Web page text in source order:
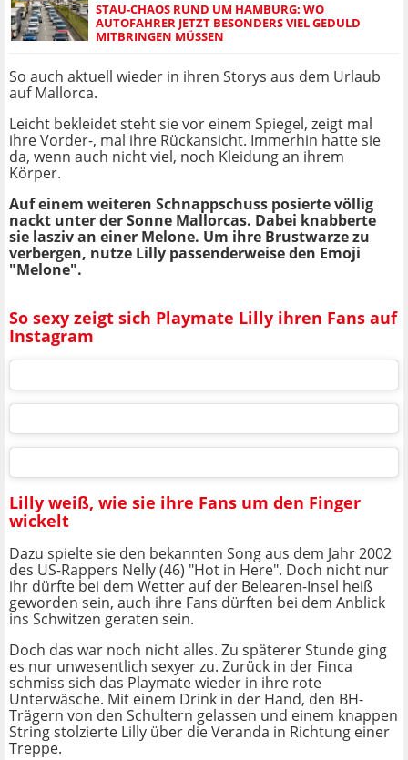
STAU-CHAOS RUND UM HAMBURG: WO
AUTOFAHRER JETZT BESONDERS VIEL GEDULD
MITBRINGEN MÜSSEN
So auch aktuell wieder in ihren Storys aus dem Urlaub
auf Mallorca.
Leicht bekleidet steht sie vor einem Spiegel, zeigt mal
ihre Vorder-, mal ihre Rückansicht. Immerhin hatte sie
da, wenn auch nicht viel, noch Kleidung an ihrem
Körper.
Auf einem weiteren Schnappschuss posierte völlig
nackt unter der Sonne Mallorcas. Dabei knabberte
sie lasziv an einer Melone. Um ihre Brustwarze zu
verbergen, nutze Lilly passenderweise den Emoji
"Melone".
So sexy zeigt sich Playmate Lilly ihren Fans auf
Instagram
Lilly weiß, wie sie ihre Fans um den Finger
wickelt
Dazu spielte sie den bekannten Song aus dem Jahr 2002
des US-Rappers Nelly (46) "Hot in Here". Doch nicht nur
ihr dürfte bei dem Wetter auf der Belearen-Insel heiß
geworden sein, auch ihre Fans dürften bei dem Anblick
ins Schwitzen geraten sein.
Doch das war noch nicht alles. Zu späterer Stunde ging
es nur unwesentlich sexyer zu. Zurück in der Finca
schmiss sich das Playmate wieder in ihre rote
Unterwäsche. Mit einem Drink in der Hand, den BH-
Trägern von den Schultern gelassen und einem knappen
String stolzierte Lilly über die Veranda in Richtung einer
Treppe.